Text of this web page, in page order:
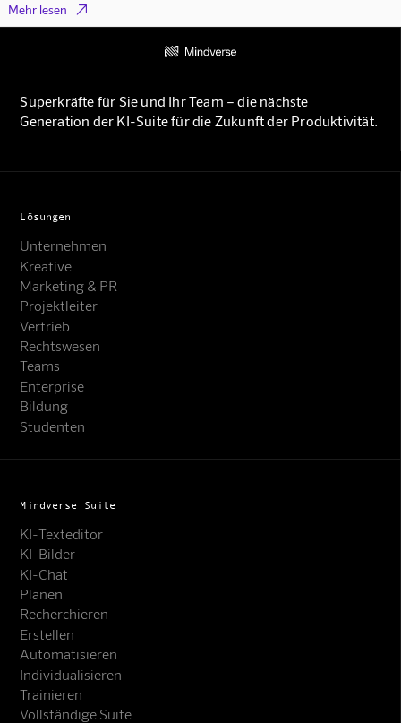
Mehr lesen 
Superkräfte für Sie und Ihr Team – die nächste
Generation der KI-Suite für die Zukunft der Produktivität.
Lösungen
Unternehmen
Kreative
Marketing & PR
Projektleiter
Vertrieb
Rechtswesen
Teams
Enterprise
Bildung
Studenten
Mindverse Suite
KI-Texteditor
KI-Bilder
KI-Chat
Planen
Recherchieren
Erstellen
Automatisieren
Individualisieren
Trainieren
Vollständige Suite